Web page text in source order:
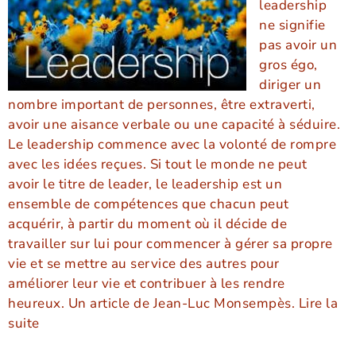
leadership
ne signifie
pas avoir un
gros égo,
diriger un
nombre important de personnes, être extraverti,
avoir une aisance verbale ou une capacité à séduire.
Le leadership commence avec la volonté de rompre
avec les idées reçues. Si tout le monde ne peut
avoir le titre de leader, le leadership est un
ensemble de compétences que chacun peut
acquérir, à partir du moment où il décide de
travailler sur lui pour commencer à gérer sa propre
vie et se mettre au service des autres pour
améliorer leur vie et contribuer à les rendre
heureux. Un article de Jean-Luc Monsempès. Lire la
suite